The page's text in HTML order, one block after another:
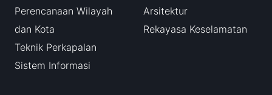
Perencanaan Wilayah
dan Kota
Teknik Perkapalan
Sistem Informasi
Arsitektur
Rekayasa Keselamatan